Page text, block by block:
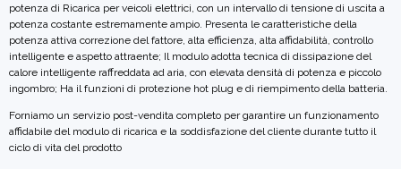
potenza di Ricarica per veicoli elettrici, con un intervallo di tensione di uscita a
potenza costante estremamente ampio. Presenta le caratteristiche della
potenza attiva correzione del fattore, alta efficienza, alta affidabilità, controllo
intelligente e aspetto attraente; Il modulo adotta tecnica di dissipazione del
calore intelligente raffreddata ad aria, con elevata densità di potenza e piccolo
ingombro; Ha ilfunzioni di protezione hot plug e di riempimento della batteria.
Forniamo un servizio post-vendita completo per garantire un funzionamento
affidabile del modulo di ricarica e la soddisfazione del cliente durante tutto il
ciclo di vita del prodotto